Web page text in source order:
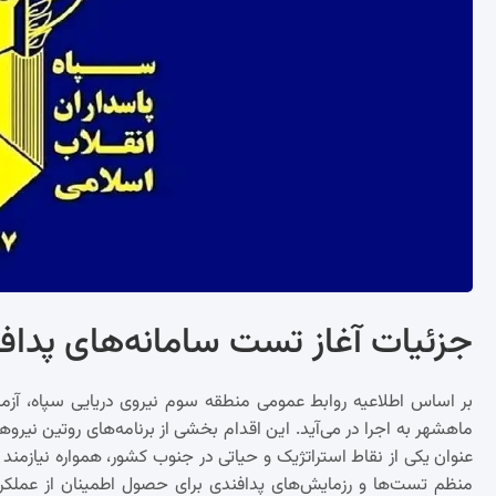
جزئیات آغاز تست سامانه‌های
ماهشهر به اجرا در می‌آید. این اقدام بخشی از برنامه‌های روتین
عنوان یکی از نقاط استراتژیک و حیاتی در جنوب کشور، همواره
منظم تست‌ها و رزمایش‌های پدافندی برای حصول اطمینان از